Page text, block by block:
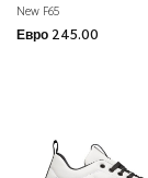
New F65
Евро 245.00